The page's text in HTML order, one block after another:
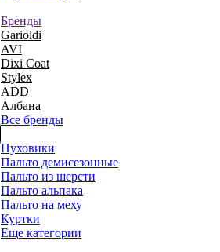
Бренды
Garioldi
AVI
Dixi Coat
Stylex
ADD
Албана
Все бренды
Пуховики
Пальто демисезонные
Пальто из шерсти
Пальто альпака
Пальто на меху
Куртки
Еще категории